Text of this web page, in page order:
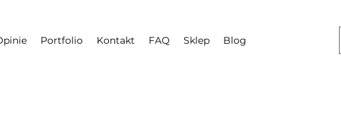
Portfolio Kontakt FAQ Sklep Blog